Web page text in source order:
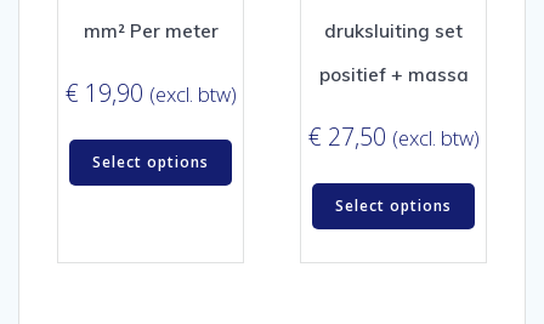
mm² Per meter
€ 19,90 (excl. btw)
Select options
druksluiting set
positief + massa
€ 27,50 (excl. btw)
Select options